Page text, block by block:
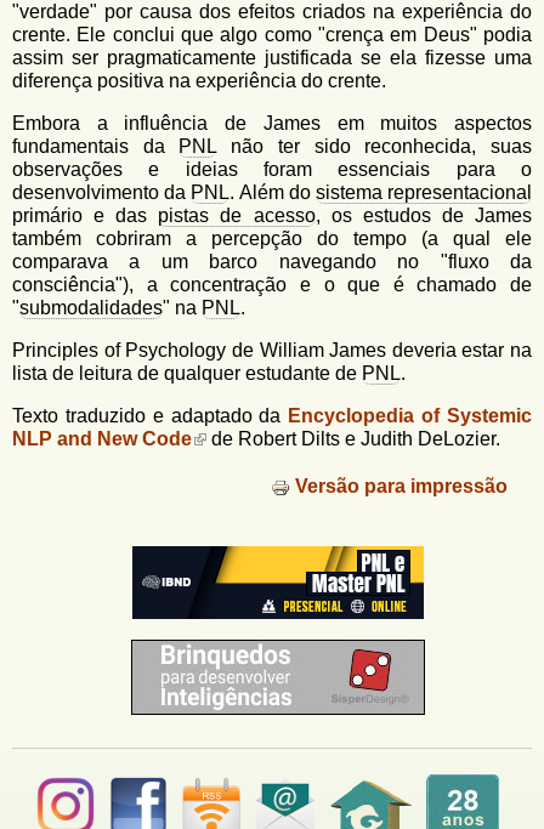
"verdade" por causa dos efeitos criados na experiência do
crente. Ele conclui que algo como "crença em Deus" podia
assim ser pragmaticamente justificada se ela fizesse uma
diferença positiva na experiência do crente.
Embora a influência de James em muitos aspectos
fundamentais da PNL não ter sido reconhecida, suas
observações e ideias foram essenciais para o
desenvolvimento da PNL. Além do sistema representacional
primário e das pistas de acesso, os estudos de James
também cobriram a percepção do tempo (a qual ele
comparava a um barco navegando no "fluxo da
consciência"), a concentração e o que é chamado de
"submodalidades" na PNL.
Principles of Psychology de William James deveria estar na
lista de leitura de qualquer estudante de PNL.
Texto traduzido e adaptado da Encyclopedia of Systemic
NLP and New Code
de Robert Dilts e Judith DeLozier.
Versão para impressão